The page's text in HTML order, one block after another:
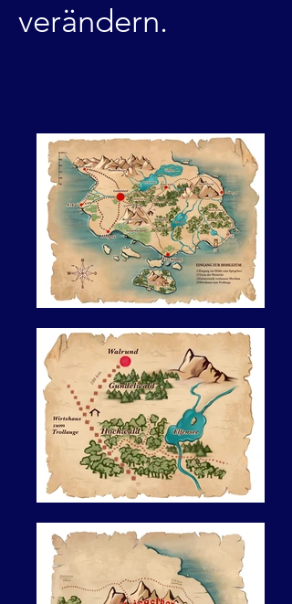
verändern.